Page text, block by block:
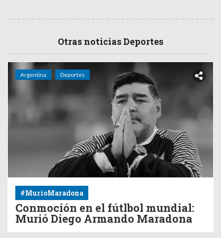
Otras noticias Deportes
Argentina Deportes
#MurioMaradona
Conmoción en el fútlbol mundial:
Murió Diego Armando Maradona